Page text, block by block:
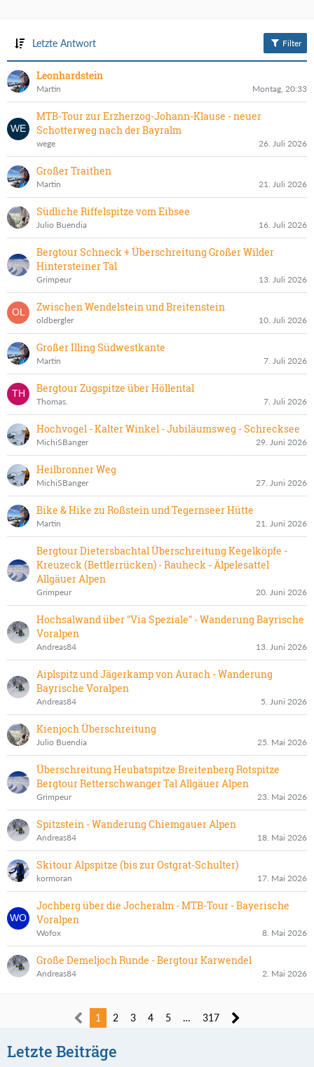
Letzte Antwort Filter
Leonhardstein
Martin Montag, 20:33
MTB-Tour zur Erzherzog-Johann-Klause - neuer
Schotterweg nach der Bayralm
wege 26. Juli 2026
Großer Traithen
Martin 21. Juli 2026
Südliche Riffelspitze vom Eibsee
Julio Buendia 16. Juli 2026
Bergtour Schneck + Überschreitung Großer Wilder
Hintersteiner Tal
Grimpeur 13. Juli 2026
Zwischen Wendelstein und Breitenstein
oldbergler 10. Juli 2026
Großer Illing Südwestkante
Martin 7. Juli 2026
Bergtour Zugspitze über Höllental
Thomas. 7. Juli 2026
Hochvogel - Kalter Winkel - Jubiläumsweg - Schrecksee
MichiSBanger 29. Juni 2026
Heilbronner Weg
MichiSBanger 27. Juni 2026
Bike & Hike zu Roßstein und Tegernseer Hütte
Martin 21. Juni 2026
Bergtour Dietersbachtal Überschreitung Kegelköpfe -
Kreuzeck (Bettlerrücken) - Rauheck - Älpelesattel
Allgäuer Alpen
Grimpeur 20. Juni 2026
Hochsalwand über "Via Speziale" - Wanderung Bayrische
Voralpen
Andreas84 13. Juni 2026
Aiplspitz und Jägerkamp von Aurach - Wanderung
Bayrische Voralpen
Andreas84 5. Juni 2026
Kienjoch Überschreitung
Julio Buendia 25. Mai 2026
Überschreitung Heubatspitze Breitenberg Rotspitze
Bergtour Retterschwanger Tal Allgäuer Alpen
Grimpeur 23. Mai 2026
Spitzstein - Wanderung Chiemgauer Alpen
Andreas84 18. Mai 2026
Skitour Alpspitze (bis zur Ostgrat-Schulter)
kormoran 17. Mai 2026
Jochberg über die Jocheralm - MTB-Tour - Bayerische
Voralpen
Wofox 8. Mai 2026
Große Demeljoch Runde - Bergtour Karwendel
Andreas84 2. Mai 2026
1 2 3 4 5 … 317
Letzte Beiträge